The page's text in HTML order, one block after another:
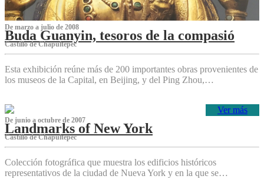
De marzo a julio de 2008
Buda Guanyin, tesoros de la compasió
Castillo de Chapultepec
Esta exhibición reúne más de 200 importantes obras provenientes de
los museos de la Capital, en Beijing, y del Ping Zhou,…
Ver más
De junio a octubre de 2007
Landmarks of New York
Castillo de Chapultepec
Colección fotográfica que muestra los edificios históricos
representativos de la ciudad de Nueva York y en la que se…